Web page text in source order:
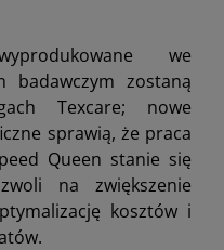
we
badawczym zostaną
Texcare; nowe
sprawią, że praca
Queen stanie się
na zwiększenie
kosztów i